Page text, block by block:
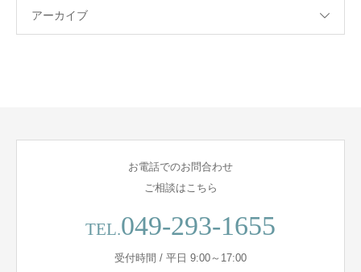
アーカイブ
お電話でのお問合わせ
ご相談はこちら
TEL.049-293-1655
受付時間 / 平日 9:00～17:00